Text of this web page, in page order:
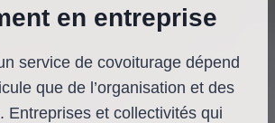
en entreprise
service de covoiturage dépend
que de l’organisation et des
Entreprises et collectivités qui